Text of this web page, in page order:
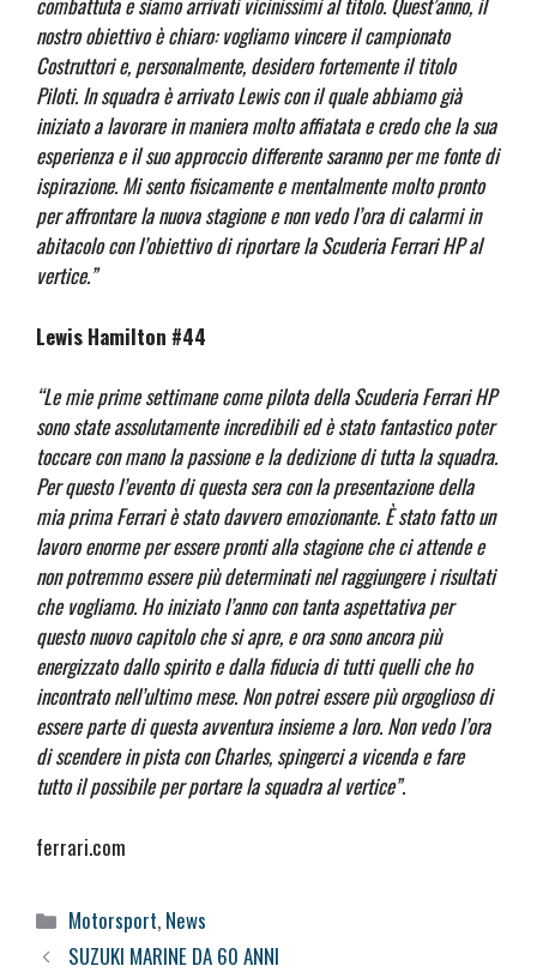
nostro obiettivo è chiaro: vogliamo vincere il campionato
Costruttori e, personalmente, desidero fortemente il titolo
Piloti. In squadra è arrivato Lewis con il quale abbiamo già
iniziato a lavorare in maniera molto affiatata e credo che la sua
esperienza e il suo approccio differente saranno per me fonte di
ispirazione. Mi sento fisicamente e mentalmente molto pronto
per affrontare la nuova stagione e non vedo l’ora di calarmi in
abitacolo con l’obiettivo di riportare la Scuderia Ferrari HP al
vertice.”
Lewis Hamilton #44
“Le mie prime settimane come pilota della Scuderia Ferrari HP
sono state assolutamente incredibili ed è stato fantastico poter
toccare con mano la passione e la dedizione di tutta la squadra.
Per questo l’evento di questa sera con la presentazione della
mia prima Ferrari è stato davvero emozionante. È stato fatto un
lavoro enorme per essere pronti alla stagione che ci attende e
non potremmo essere più determinati nel raggiungere i risultati
che vogliamo. Ho iniziato l’anno con tanta aspettativa per
questo nuovo capitolo che si apre, e ora sono ancora più
energizzato dallo spirito e dalla fiducia di tutti quelli che ho
incontrato nell’ultimo mese. Non potrei essere più orgoglioso di
essere parte di questa avventura insieme a loro. Non vedo l’ora
di scendere in pista con Charles, spingerci a vicenda e fare
tutto il possibile per portare la squadra al vertice”.
ferrari.com
Categorie
Motorsport, News
SUZUKI MARINE DA 60 ANNI